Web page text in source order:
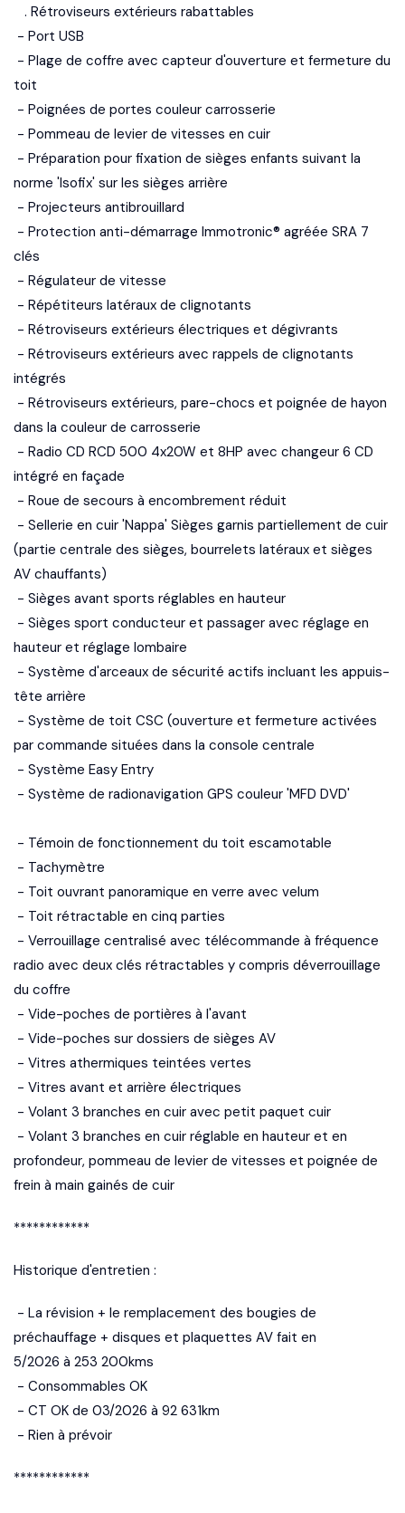
. Rétroviseurs extérieurs rabattables
- Port USB
- Plage de coffre avec capteur d'ouverture et fermeture du
toit
- Poignées de portes couleur carrosserie
- Pommeau de levier de vitesses en cuir
- Préparation pour fixation de sièges enfants suivant la
norme 'Isofix' sur les sièges arrière
- Projecteurs antibrouillard
- Protection anti-démarrage Immotronic® agréée SRA 7
clés
- Régulateur de vitesse
- Répétiteurs latéraux de clignotants
- Rétroviseurs extérieurs électriques et dégivrants
- Rétroviseurs extérieurs avec rappels de clignotants
intégrés
- Rétroviseurs extérieurs, pare-chocs et poignée de hayon
dans la couleur de carrosserie
- Radio CD RCD 500 4x20W et 8HP avec changeur 6 CD
intégré en façade
- Roue de secours à encombrement réduit
- Sellerie en cuir 'Nappa' Sièges garnis partiellement de cuir
(partie centrale des sièges, bourrelets latéraux et sièges
AV chauffants)
- Sièges avant sports réglables en hauteur
- Sièges sport conducteur et passager avec réglage en
hauteur et réglage lombaire
- Système d'arceaux de sécurité actifs incluant les appuis-
tête arrière
- Système de toit CSC (ouverture et fermeture activées
par commande situées dans la console centrale
- Système Easy Entry
- Système de radionavigation GPS couleur 'MFD DVD'
- Témoin de fonctionnement du toit escamotable
- Tachymètre
- Toit ouvrant panoramique en verre avec velum
- Toit rétractable en cinq parties
- Verrouillage centralisé avec télécommande à fréquence
radio avec deux clés rétractables y compris déverrouillage
du coffre
- Vide-poches de portières à l'avant
- Vide-poches sur dossiers de sièges AV
- Vitres athermiques teintées vertes
- Vitres avant et arrière électriques
- Volant 3 branches en cuir avec petit paquet cuir
- Volant 3 branches en cuir réglable en hauteur et en
profondeur, pommeau de levier de vitesses et poignée de
frein à main gainés de cuir
************
Historique d'entretien :
- La révision + le remplacement des bougies de
préchauffage + disques et plaquettes AV fait en
5/2026 à 253 200kms
- Consommables OK
- CT OK de 03/2026 à 92 631km
- Rien à prévoir
************